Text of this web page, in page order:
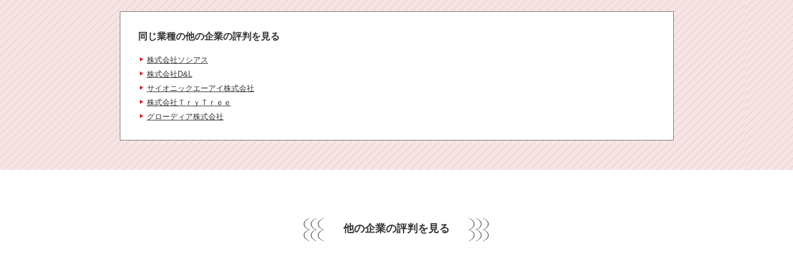
同じ業種の他の企業の評判を見る
株式会社ソシアス
株式会社D&L
サイオニックエーアイ株式会社
株式会社ＴｒｙＴｒｅｅ
グローディア株式会社
他の企業の評判を見る